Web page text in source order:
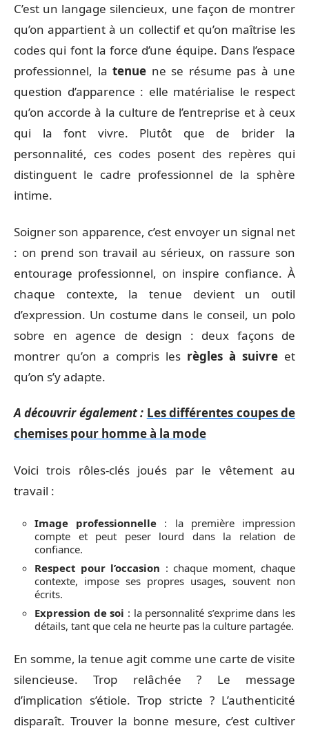
C’est un langage silencieux, une façon de montrer
qu’on appartient à un collectif et qu’on maîtrise les
codes qui font la force d’une équipe. Dans l’espace
professionnel, la tenue ne se résume pas à une
question d’apparence : elle matérialise le respect
qu’on accorde à la culture de l’entreprise et à ceux
qui la font vivre. Plutôt que de brider la
personnalité, ces codes posent des repères qui
distinguent le cadre professionnel de la sphère
intime.
Soigner son apparence, c’est envoyer un signal net
: on prend son travail au sérieux, on rassure son
entourage professionnel, on inspire confiance. À
chaque contexte, la tenue devient un outil
d’expression. Un costume dans le conseil, un polo
sobre en agence de design : deux façons de
montrer qu’on a compris les règles à suivre et
qu’on s’y adapte.
A découvrir également : Les différentes coupes de
chemises pour homme à la mode
Voici trois rôles-clés joués par le vêtement au
travail :
Image professionnelle : la première impression
compte et peut peser lourd dans la relation de
confiance.
Respect pour l’occasion : chaque moment, chaque
contexte, impose ses propres usages, souvent non
écrits.
Expression de soi : la personnalité s’exprime dans les
détails, tant que cela ne heurte pas la culture partagée.
En somme, la tenue agit comme une carte de visite
silencieuse. Trop relâchée ? Le message
d’implication s’étiole. Trop stricte ? L’authenticité
disparaît. Trouver la bonne mesure, c’est cultiver